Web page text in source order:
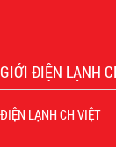
ĐIỆN LẠNH
LẠNH CH VIỆT